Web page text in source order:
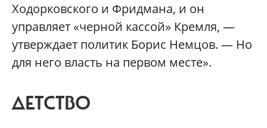
Ходорковского и Фридмана, и он
управляет «черной кассой» Кремля, —
утверждает политик Борис Немцов. — Но
для него власть на первом месте».
ДЕТСТВО